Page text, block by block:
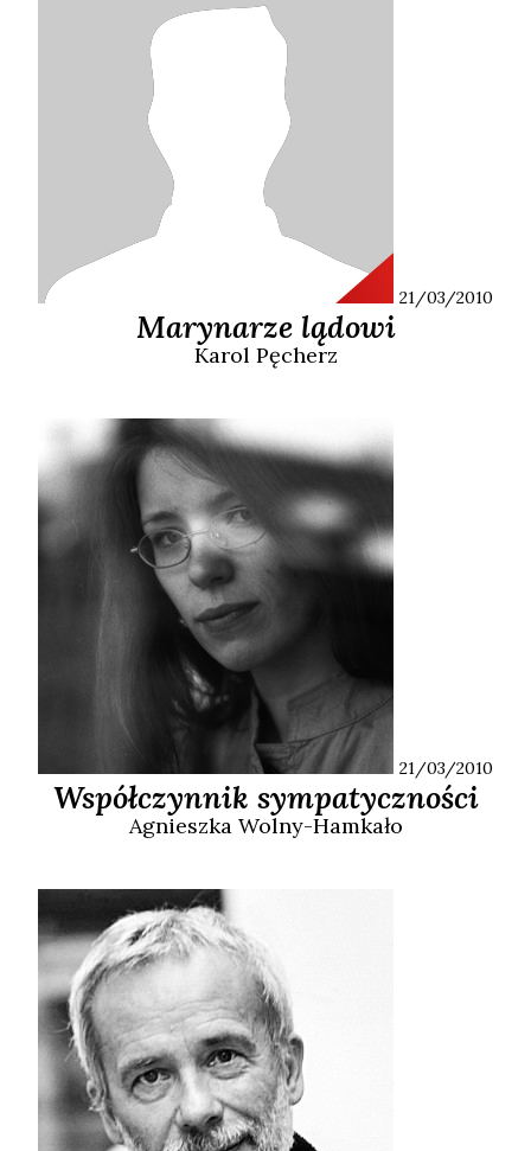
21/03/2010
Marynarze lądowi
Karol Pęcherz
21/03/2010
Współczynnik sympatyczności
Agnieszka Wolny-Hamkało